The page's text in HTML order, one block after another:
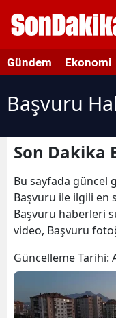
Gündem Ekonomi
Başvuru
Son Dakika
Bu sayfada güncel
Başvuru ile ilgili en
Başvuru haberleri
video, Başvuru
Güncelleme Tarihi: